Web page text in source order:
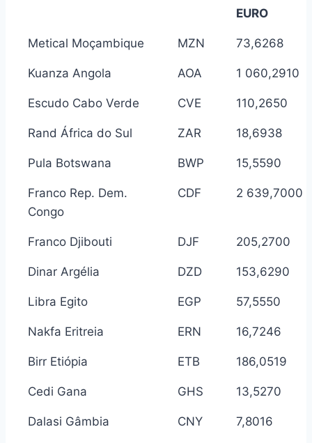
EURO
Metical Moçambique MZN 73,6268
Kuanza Angola AOA 1 060,2910
Escudo Cabo Verde CVE 110,2650
Rand África do Sul ZAR 18,6938
Pula Botswana BWP 15,5590
Franco Rep. Dem.
Congo
CDF 2 639,7000
Franco Djibouti DJF 205,2700
Dinar Argélia DZD 153,6290
Libra Egito EGP 57,5550
Nakfa Eritreia ERN 16,7246
Birr Etiópia ETB 186,0519
Cedi Gana GHS 13,5270
Dalasi Gâmbia CNY 7,8016